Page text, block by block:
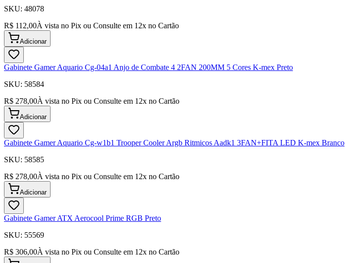
SKU: 48078
R$ 112,00À vista no Pix ou Consulte em 12x no Cartão
Adicionar
Gabinete Gamer Aquario Cg-04a1 Anjo de Combate 4 2FAN 200MM 5 Cores K-mex Preto
SKU: 58584
R$ 278,00À vista no Pix ou Consulte em 12x no Cartão
Adicionar
Gabinete Gamer Aquario Cg-w1b1 Trooper Cooler Argb Ritmicos Aadk1 3FAN+FITA LED K-mex Branco
SKU: 58585
R$ 278,00À vista no Pix ou Consulte em 12x no Cartão
Adicionar
Gabinete Gamer ATX Aerocool Prime RGB Preto
SKU: 55569
R$ 306,00À vista no Pix ou Consulte em 12x no Cartão